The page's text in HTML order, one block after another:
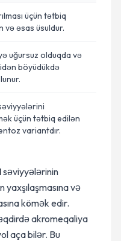
üçün tətbiq
və əsas üsuldur.
uğursuz olduqda və
böyüdükdə
üçün tətbiq edilən
variantdır.
səviyyələrinin
yaxşılaşmasına və
kömək edir.
akromeqaliya
aça bilər. Bu